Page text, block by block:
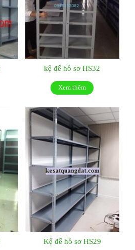
kệ để hồ sơ HS32
Xem thêm
Kệ để hồ sơ HS29